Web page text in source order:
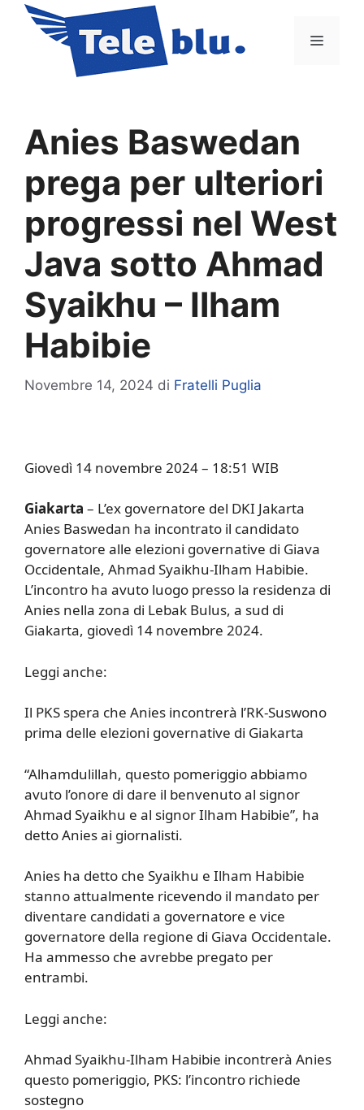
contenuto
Menu
Anies Baswedan
prega per ulteriori
progressi nel West
Java sotto Ahmad
Syaikhu – Ilham
Habibie
Novembre 14, 2024 di Fratelli Puglia
Giovedì 14 novembre 2024 – 18:51 WIB
Giakarta – L’ex governatore del DKI Jakarta
Anies Baswedan ha incontrato il candidato
governatore alle elezioni governative di Giava
Occidentale, Ahmad Syaikhu-Ilham Habibie.
L’incontro ha avuto luogo presso la residenza di
Anies nella zona di Lebak Bulus, a sud di
Giakarta, giovedì 14 novembre 2024.
Leggi anche:
Il PKS spera che Anies incontrerà l’RK-Suswono
prima delle elezioni governative di Giakarta
“Alhamdulillah, questo pomeriggio abbiamo
avuto l’onore di dare il benvenuto al signor
Ahmad Syaikhu e al signor Ilham Habibie”, ha
detto Anies ai giornalisti.
Anies ha detto che Syaikhu e Ilham Habibie
stanno attualmente ricevendo il mandato per
diventare candidati a governatore e vice
governatore della regione di Giava Occidentale.
Ha ammesso che avrebbe pregato per
entrambi.
Leggi anche:
Ahmad Syaikhu-Ilham Habibie incontrerà Anies
questo pomeriggio, PKS: l’incontro richiede
sostegno